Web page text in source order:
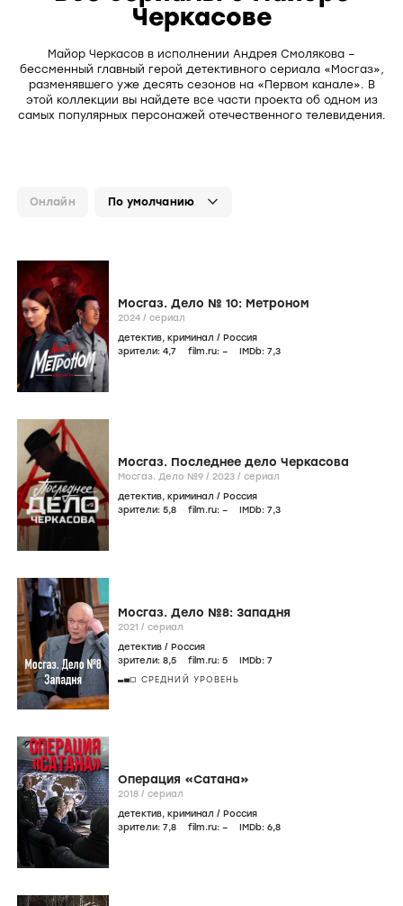
Черкасове
Майор Черкасов в исполнении Андрея Смолякова –
бессменный главный герой детективного сериала «Мосгаз»,
разменявшего уже десять сезонов на «Первом канале». В
этой коллекции вы найдете все части проекта об одном из
самых популярных персонажей отечественного телевидения.
Онлайн
Мосгаз. Дело № 10: Метроном
2024 / сериал
детектив, криминал / Россия
зрители: 4,7 film.ru: – IMDb: 7,3
Мосгаз. Последнее дело Черкасова
Мосгаз. Дело №9 / 2023 / сериал
детектив, криминал / Россия
зрители: 5,8 film.ru: – IMDb: 7,3
Мосгаз. Дело №8: Западня
2021 / сериал
детектив / Россия
зрители: 8,5 film.ru: 5 IMDb: 7
СРЕДНИЙ УРОВЕНЬ
Операция «Сатана»
2018 / сериал
детектив, криминал / Россия
зрители: 7,8 film.ru: – IMDb: 6,8